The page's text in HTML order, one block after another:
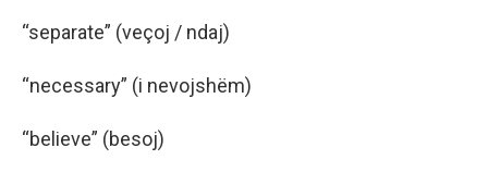
“separate” (veçoj / ndaj)
“necessary” (i nevojshëm)
“believe” (besoj)